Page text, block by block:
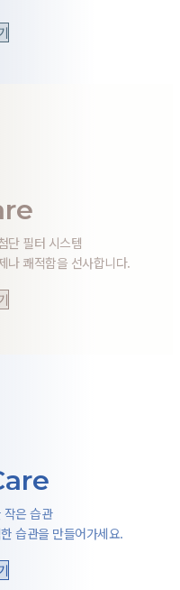
단 필터 시스템
나 쾌적함을 선사합니다.
작은 습관
습관을 만들어가세요.